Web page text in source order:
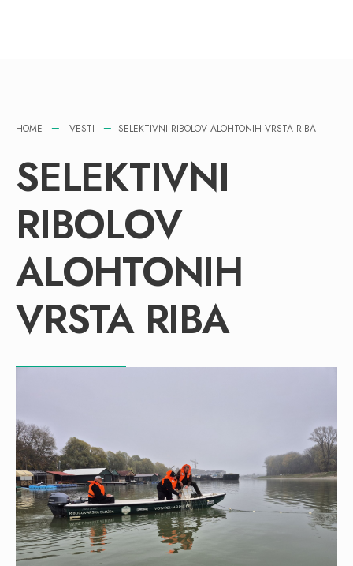
HOME VESTI SELEKTIVNI RIBOLOV ALOHTONIH VRSTA RIBA
SELEKTIVNI
RIBOLOV
ALOHTONIH
VRSTA RIBA